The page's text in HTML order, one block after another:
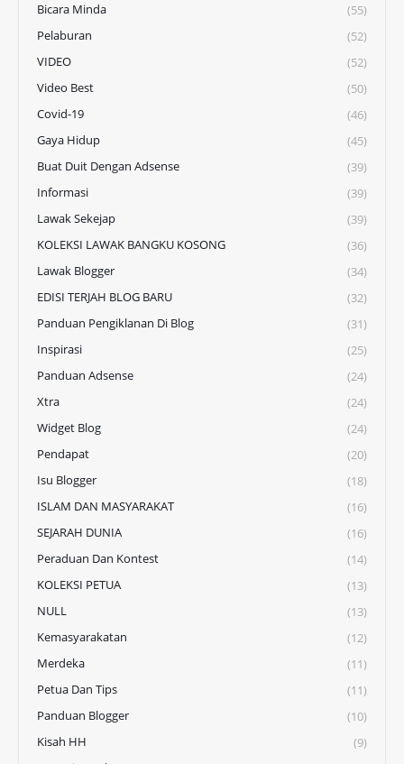
Bicara Minda
(55)
Pelaburan
(52)
VIDEO
(52)
Video Best
(50)
Covid-19
(46)
Gaya Hidup
(45)
Buat Duit Dengan Adsense
(39)
Informasi
(39)
Lawak Sekejap
(39)
KOLEKSI LAWAK BANGKU KOSONG
(36)
Lawak Blogger
(34)
EDISI TERJAH BLOG BARU
(32)
Panduan Pengiklanan Di Blog
(31)
Inspirasi
(25)
Panduan Adsense
(24)
Xtra
(24)
Widget Blog
(24)
Pendapat
(20)
Isu Blogger
(18)
ISLAM DAN MASYARAKAT
(16)
SEJARAH DUNIA
(16)
Peraduan Dan Kontest
(14)
KOLEKSI PETUA
(13)
NULL
(13)
Kemasyarakatan
(12)
Merdeka
(11)
Petua Dan Tips
(11)
Panduan Blogger
(10)
Kisah HH
(9)